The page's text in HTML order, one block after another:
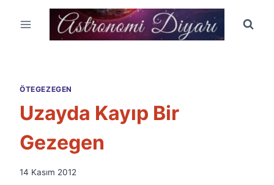
ÖTEGEZEGEN
Uzayda Kayıp Bir
Gezegen
By
14 Kasım 2012